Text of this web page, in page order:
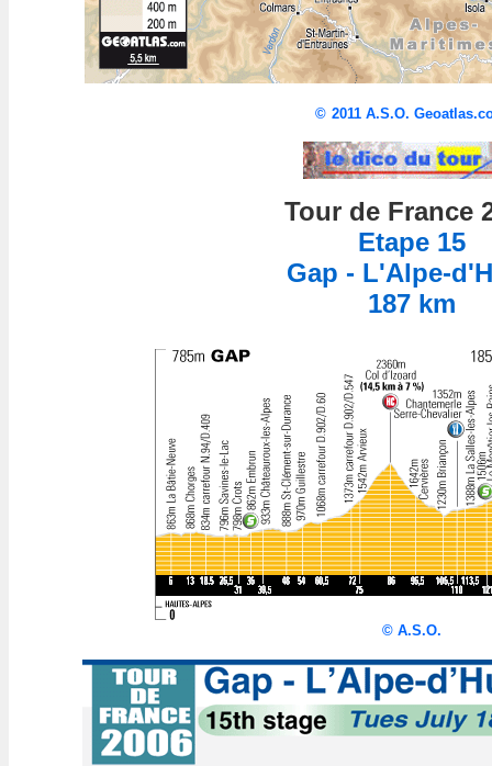
© 2011 A.S.O.
Tour de France
Etape 15
Gap - L'Alpe-
187 km
© A.S.O.